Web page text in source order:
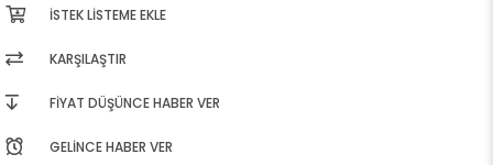
İSTEK LISTEME EKLE
KARŞILAŞTIR
FIYAT DÜŞÜNCE HABER VER
GELINCE HABER VER